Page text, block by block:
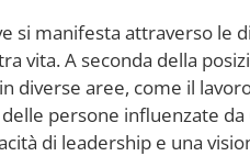
si manifesta attraverso
vita. A seconda della
diverse aree, come il
persone influenzate
di leadership e una